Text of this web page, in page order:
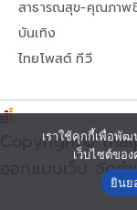
สาธารณสุข-คุณภาพ
บันเทิง
ไทยโพสต์ ทีวี
Copyright©
ออกแบบเว็บ จัดท
เราใช้คุกกี้เพื่อพั
เว็บไซต์ขอ
ยินย